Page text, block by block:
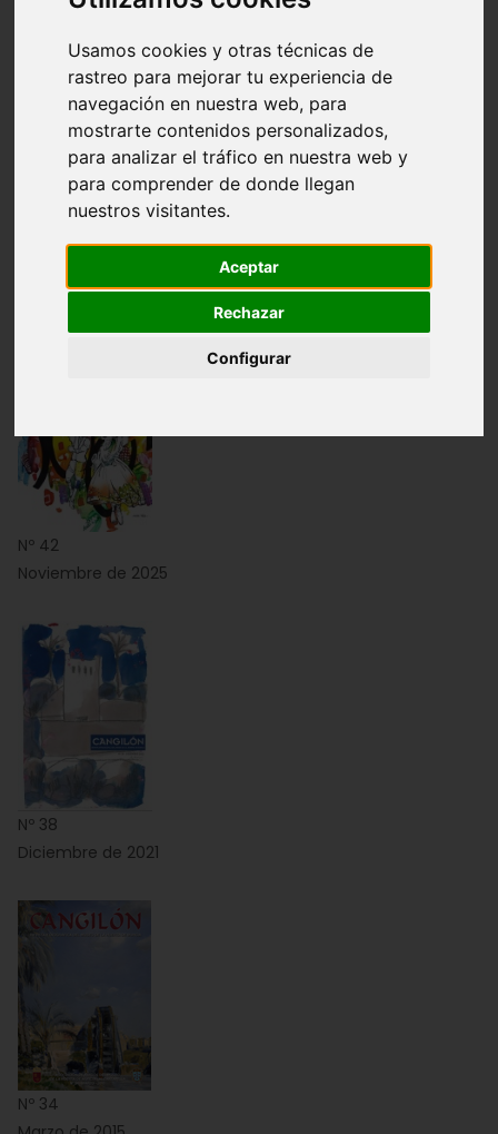
Usamos cookies y otras técnicas de
rastreo para mejorar tu experiencia de
navegación en nuestra web, para
mostrarte contenidos personalizados,
para analizar el tráfico en nuestra web y
para comprender de donde llegan
nuestros visitantes.
Aceptar
Rechazar
Configurar
Normas de publicación
Números
Desde esta página se pueden consultar los números de
la revista Cangilón (pinchar en la portada para acceder
a los artículos).
Nº 42
Noviembre de 2025
Nº 38
Diciembre de 2021
Nº 34